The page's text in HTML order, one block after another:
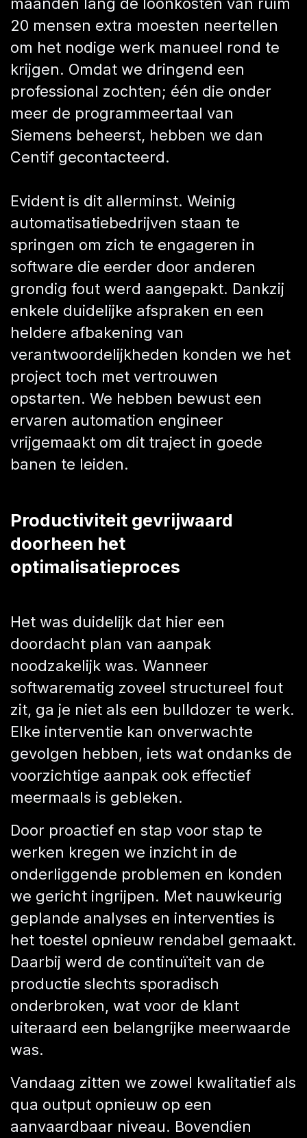
20 mensen extra moesten neertellen
om het nodige werk manueel rond te
krijgen. Omdat we dringend een
professional zochten; één die onder
meer de programmeertaal van
Siemens beheerst, hebben we dan
Centif gecontacteerd.
Evident is dit allerminst. Weinig
automatisatiebedrijven staan te
springen om zich te engageren in
software die eerder door anderen
grondig fout werd aangepakt. Dankzij
enkele duidelijke afspraken en een
heldere afbakening van
verantwoordelijkheden konden we het
project toch met vertrouwen
opstarten. We hebben bewust een
ervaren automation engineer
vrijgemaakt om dit traject in goede
banen te leiden.
Productiviteit gevrijwaard
doorheen het
optimalisatieproces
Het was duidelijk dat hier een
doordacht plan van aanpak
noodzakelijk was. Wanneer
softwarematig zoveel structureel fout
zit, ga je niet als een bulldozer te werk.
Elke interventie kan onverwachte
gevolgen hebben, iets wat ondanks de
voorzichtige aanpak ook effectief
meermaals is gebleken.
Door proactief en stap voor stap te
werken kregen we inzicht in de
onderliggende problemen en konden
we gericht ingrijpen. Met nauwkeurig
geplande analyses en interventies is
het toestel opnieuw rendabel gemaakt.
Daarbij werd de continuïteit van de
productie slechts sporadisch
onderbroken, wat voor de klant
uiteraard een belangrijke meerwaarde
was.
Vandaag zitten we zowel kwalitatief als
qua output opnieuw op een
aanvaardbaar niveau. Bovendien